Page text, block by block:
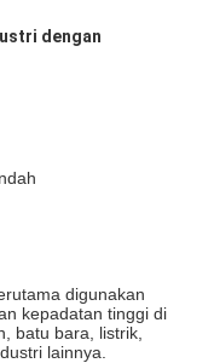
dengan
digunakan
kepadatan tinggi di
batu bara, listrik,
lainnya.